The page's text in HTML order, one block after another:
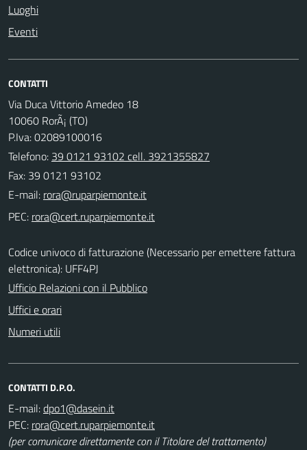
Luoghi
Eventi
CONTATTI
Via Duca Vittorio Amedeo 18
10060 RorÃ¡ (TO)
P.Iva: 02089100016
Telefono: 39 0121 93102 cell. 3921355827
Fax: 39 0121 93102
E-mail:
PEC:
Codice univoco di fatturazione (Necessario per emettere fattura
elettronica): UFF4PJ
Ufficio Relazioni con il Pubblico
Uffici e orari
Numeri utili
CONTATTI D.P.O.
E-mail:
PEC:
(per comunicare direttamente con il Titolare del trattamento)